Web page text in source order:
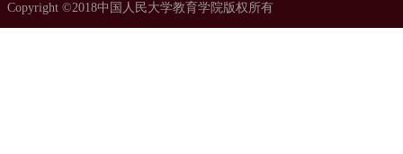
Copyright ©2018中国人民大学教育学院版权所有